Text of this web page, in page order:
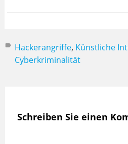
Hackerangriffe, Künstliche
Cyberkriminalität
Schreiben Sie einen